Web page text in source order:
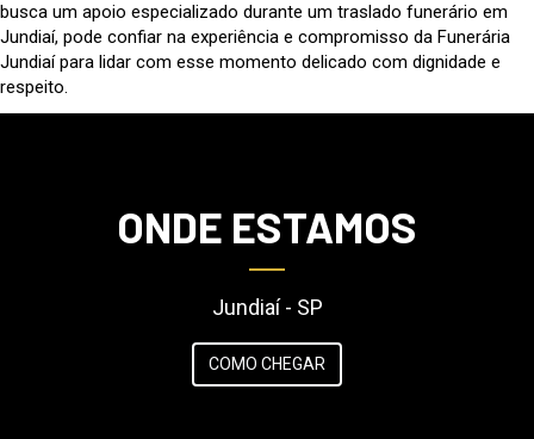
busca um apoio especializado durante um traslado funerário em
Jundiaí, pode confiar na experiência e compromisso da Funerária
Jundiaí para lidar com esse momento delicado com dignidade e
respeito.
ONDE ESTAMOS
Jundiaí - SP
COMO CHEGAR